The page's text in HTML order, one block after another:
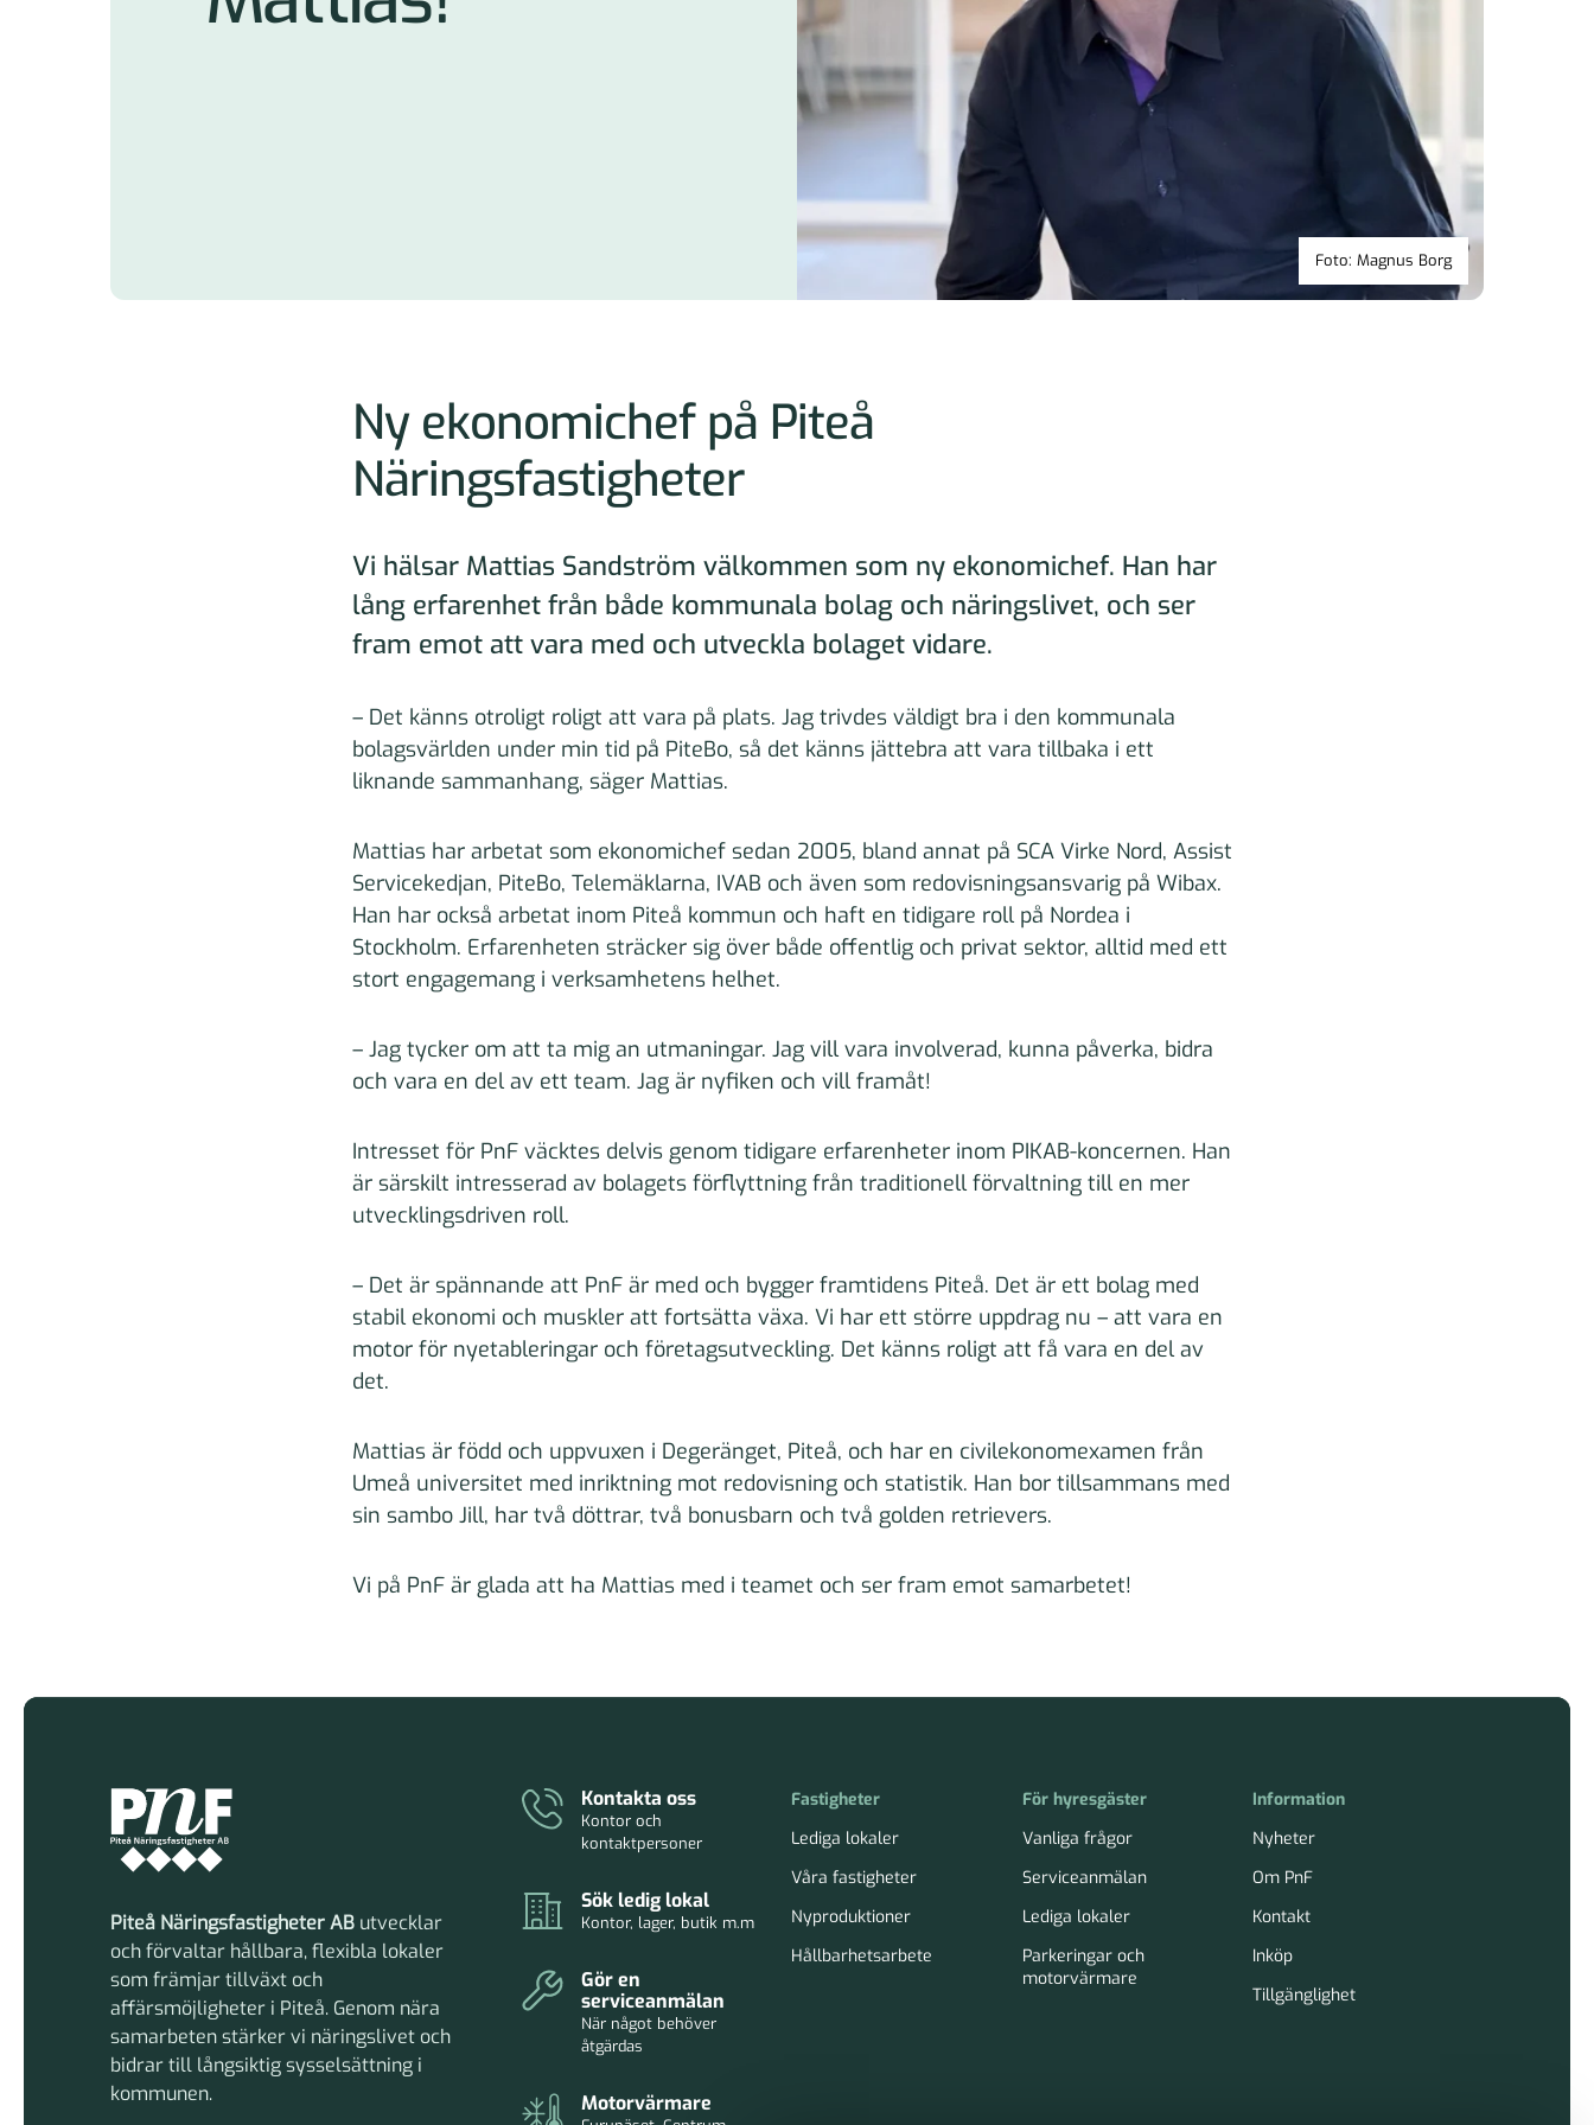
Foto: Magnus Borg
Ny ekonomichef på Piteå
Näringsfastigheter
Vi hälsar Mattias Sandström välkommen som ny ekonomichef. Han har
lång erfarenhet från både kommunala bolag och näringslivet, och ser
fram emot att vara med och utveckla bolaget vidare.
– Det känns otroligt roligt att vara på plats. Jag trivdes väldigt bra i den kommunala
bolagsvärlden under min tid på PiteBo, så det känns jättebra att vara tillbaka i ett
liknande sammanhang, säger Mattias.
Mattias har arbetat som ekonomichef sedan 2005, bland annat på SCA Virke Nord, Assist
Servicekedjan, PiteBo, Telemäklarna, IVAB och även som redovisningsansvarig på Wibax.
Han har också arbetat inom Piteå kommun och haft en tidigare roll på Nordea i
Stockholm. Erfarenheten sträcker sig över både offentlig och privat sektor, alltid med ett
stort engagemang i verksamhetens helhet.
– Jag tycker om att ta mig an utmaningar. Jag vill vara involverad, kunna påverka, bidra
och vara en del av ett team. Jag är nyfiken och vill framåt!
Intresset för PnF väcktes delvis genom tidigare erfarenheter inom PIKAB-koncernen. Han
är särskilt intresserad av bolagets förflyttning från traditionell förvaltning till en mer
utvecklingsdriven roll.
– Det är spännande att PnF är med och bygger framtidens Piteå. Det är ett bolag med
stabil ekonomi och muskler att fortsätta växa. Vi har ett större uppdrag nu – att vara en
motor för nyetableringar och företagsutveckling. Det känns roligt att få vara en del av
det.
Mattias är född och uppvuxen i Degeränget, Piteå, och har en civilekonomexamen från
Umeå universitet med inriktning mot redovisning och statistik. Han bor tillsammans med
sin sambo Jill, har två döttrar, två bonusbarn och två golden retrievers.
Vi på PnF är glada att ha Mattias med i teamet och ser fram emot samarbetet!
Piteå Näringsfastigheter AB utvecklar
och förvaltar hållbara, flexibla lokaler
som främjar tillväxt och
affärsmöjligheter i Piteå. Genom nära
samarbeten stärker vi näringslivet och
bidrar till långsiktig sysselsättning i
kommunen.
Kontakta oss
Kontor och
kontaktpersoner
Sök ledig lokal
Kontor, lager, butik m.m
Gör en
serviceanmälan
När något behöver
åtgärdas
Motorvärmare
Fastigheter
Lediga lokaler
Våra fastigheter
Nyproduktioner
Hållbarhetsarbete
För hyresgäster
Vanliga frågor
Serviceanmälan
Lediga lokaler
Parkeringar och
motorvärmare
Information
Nyheter
Om PnF
Kontakt
Inköp
Tillgänglighet